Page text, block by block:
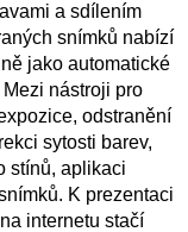
a sdílením
snímků nabízí
jako automatické
nástroji pro
odstranění
sytosti barev,
stínů, aplikaci
K prezentaci
internetu stačí